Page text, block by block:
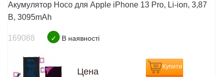
Акумулятор Hoco для Apple iPhone 13 Pro, Li-ion, 3,87
B, 3095mAh
169088 ✓ В наявності
Цена
Купити